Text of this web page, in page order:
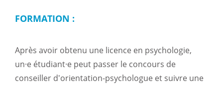
FORMATION :
Après avoir obtenu une licence en psychologie,
un·e étudiant·e peut passer le concours de
conseiller d'orientation-psychologue et suivre une